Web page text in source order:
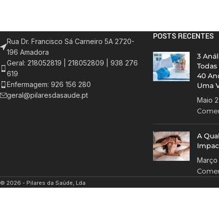
Rua Dr. Francisco Sá Carneiro 5A 2720-
196 Amadora
Geral: 218052819 | 218052809 | 938 276
619
Enfermagem: 926 156 280
geral@pilaresdasaude.pt
POSTS RECENTES
3
40
Uma
Maio
A
Março
© 2026 - Pilares da Saúde, Lda